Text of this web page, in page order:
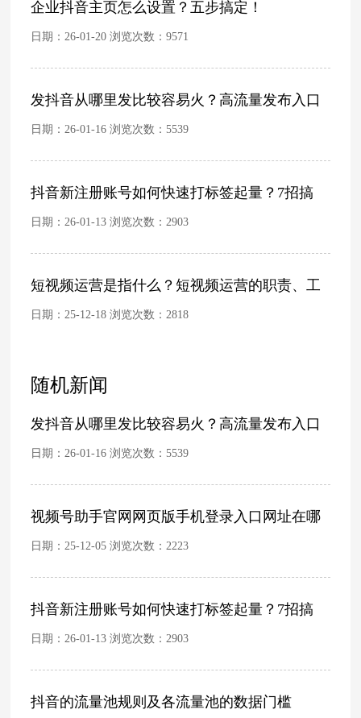
企业抖音主页怎么设置？五步搞定！
日期：26-01-20 浏览次数：9571
发抖音从哪里发比较容易火？高流量发布入口
日期：26-01-16 浏览次数：5539
抖音新注册账号如何快速打标签起量？7招搞
日期：26-01-13 浏览次数： 2903
短视频运营是指什么？短视频运营的职责、工
日期：25-12-18 浏览次数： 2818
随机新闻
发抖音从哪里发比较容易火？高流量发布入口
日期：26-01-16 浏览次数：5539
视频号助手官网网页版手机登录入口网址在哪
日期：25-12-05 浏览次数： 2223
抖音新注册账号如何快速打标签起量？7招搞
日期：26-01-13 浏览次数： 2903
抖音的流量池规则及各流量池的数据门槛